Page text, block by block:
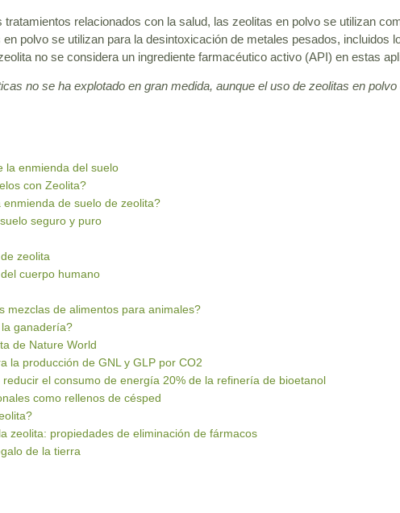
relacionados con la salud, las zeolitas en polvo se utilizan
polvo se utilizan para la desintoxicación de metales pesados,
no se considera un ingrediente farmacéutico activo (API) en estas
no se ha explotado en gran medida, aunque el uso de zeolitas en
la enmienda del suelo
con Zeolita?
de suelo de zeolita?
seguro y puro
zeolita
cuerpo humano
mezclas de alimentos para animales?
ganadería?
de Nature World
la producción de GNL y GLP por CO2
el consumo de energía 20% de la refinería de bioetanol
como rellenos de césped
zeolita: propiedades de eliminación de fármacos
de la tierra